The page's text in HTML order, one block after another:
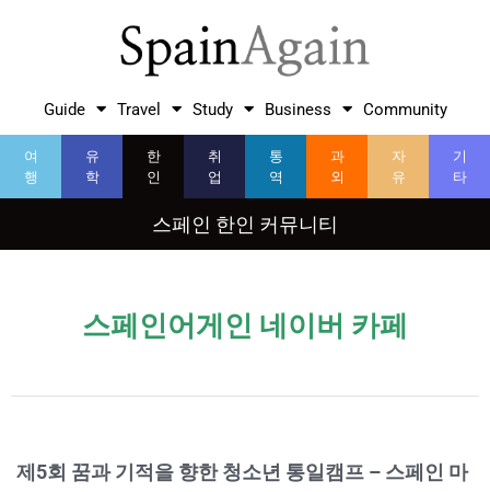
Guide Travel Study Business Community
여
행
유
학
한
인
취
업
통
역
과
외
자
유
기
타
스페인 한인 커뮤니티
스페인어게인 네이버 카페
제5회 꿈과 기적을 향한 청소년 통일캠프 – 스페인 마